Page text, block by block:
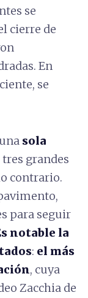
se
cierre de
En
se
sola
tres grandes
contrario.
para seguir
notable la
: el más
, cuya
Zacchia de